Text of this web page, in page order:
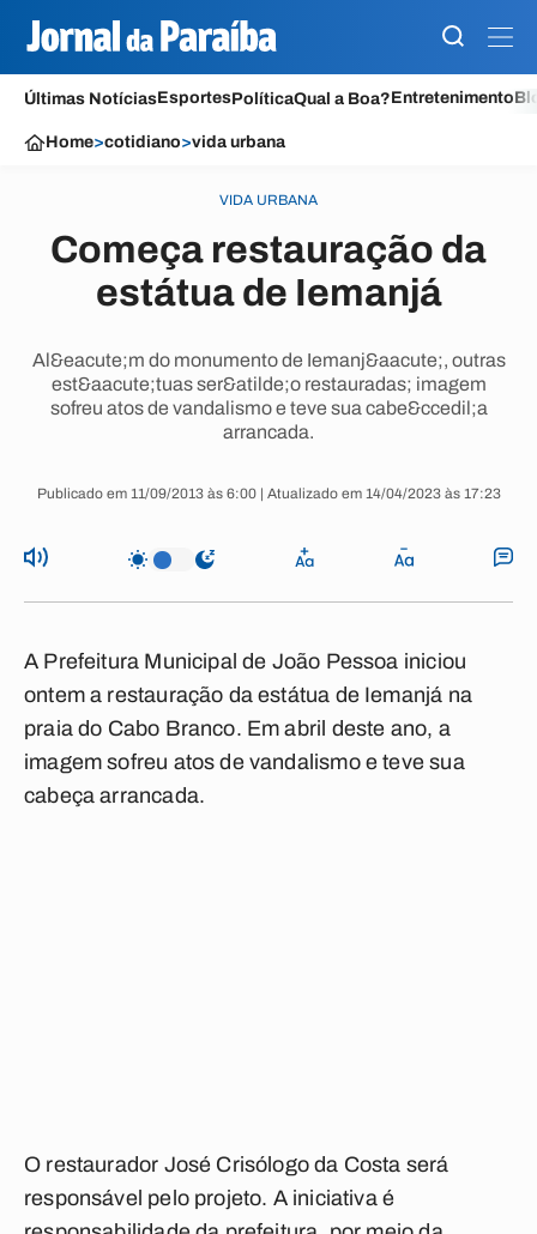
Últimas NotíciasEsportesPolíticaQual a Boa?Entretenimento
Home>cotidiano>vida urbana
VIDA URBANA
Começa restauração da
estátua de Iemanjá
Al&eacute;m do monumento de Iemanj&aacute;, outras
est&aacute;tuas ser&atilde;o restauradas; imagem
sofreu atos de vandalismo e teve sua cabe&ccedil;a
arrancada.
Publicado em 11/09/2013 às 6:00 | Atualizado em 14/04/2023 às 17:23
A Prefeitura Municipal de João Pessoa iniciou
ontem a restauração da estátua de Iemanjá na
praia do Cabo Branco. Em abril deste ano, a
imagem sofreu atos de vandalismo e teve sua
cabeça arrancada.
O restaurador José Crisólogo da Costa será
responsável pelo projeto. A iniciativa é